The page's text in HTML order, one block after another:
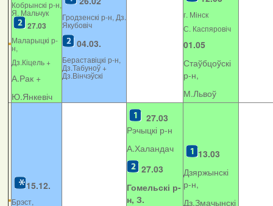
Кобрынскі р-н,
Я. Мальчук
27.03
Маларыцкі р-
н,
Дз.Кіцель +
А.Рак +
Ю.Янкевіч
Гродзенскі р-н, Дз.
Якубовіч
04.03.
Бераставіцкі р-н,
Дз.Табуноў +
Дз.Вінчэўскі
г. Мінск
С. Каспяровіч
01.05
Стаўбцоўскі
р-н,
М.Львоў
15.12.
Брэст,
27.03
Рэчыцкі р-н
А.Халандач
27.03
Гомельскі р-
н, З.
13.03
Дзяржынскі
р-н,
Дз.Змачынскі